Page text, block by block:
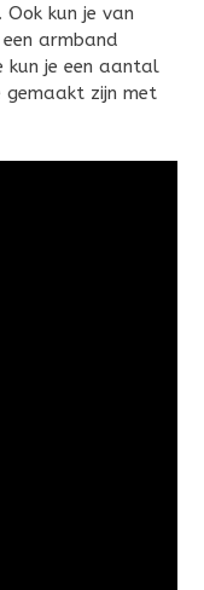
kun je van
armband
kun je een aantal
gemaakt zijn met